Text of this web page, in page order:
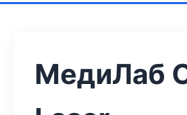
МедиЛаб